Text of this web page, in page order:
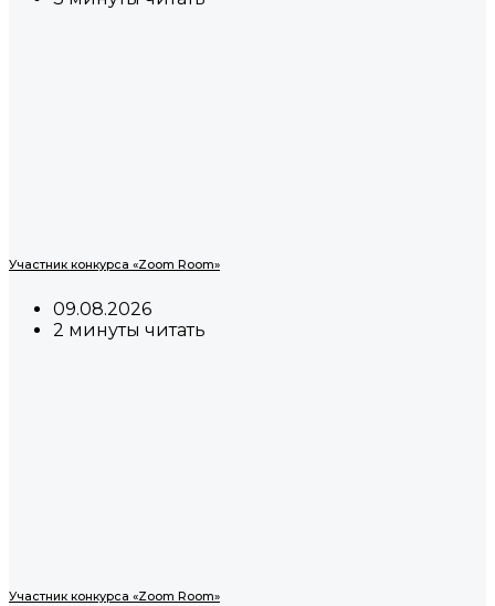
Участник конкурса «Zoom Room»
09.08.2026
2 минуты читать
Участник конкурса «Zoom Room»